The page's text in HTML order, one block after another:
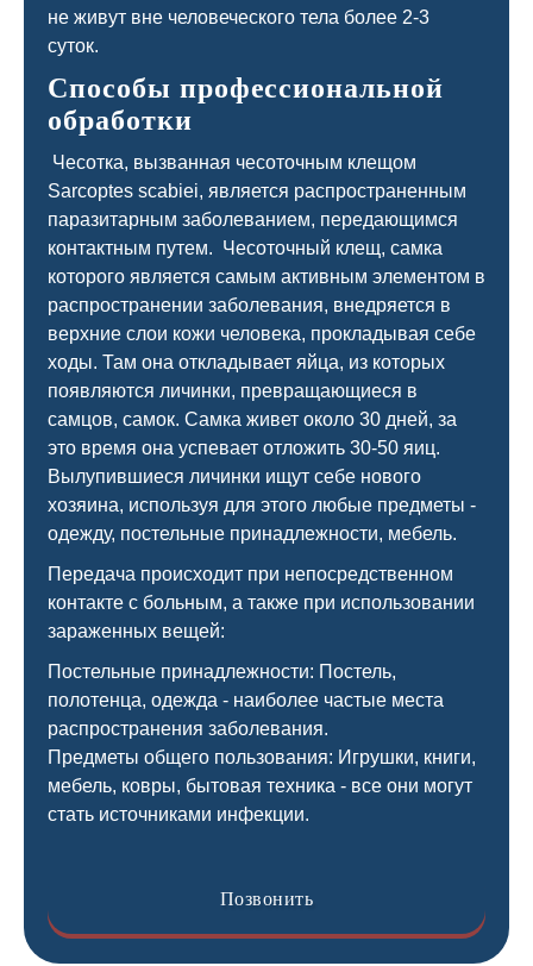
не живут вне человеческого тела более 2-3
суток.
Способы профессиональной
обработки
Чесотка, вызванная чесоточным клещом
Sarcoptes scabiei, является распространенным
паразитарным заболеванием, передающимся
контактным путем. Чесоточный клещ, самка
которого является самым активным элементом в
распространении заболевания, внедряется в
верхние слои кожи человека, прокладывая себе
ходы. Там она откладывает яйца, из которых
появляются личинки, превращающиеся в
самцов, самок. Самка живет около 30 дней, за
это время она успевает отложить 30-50 яиц.
Вылупившиеся личинки ищут себе нового
хозяина, используя для этого любые предметы -
одежду, постельные принадлежности, мебель.
Передача происходит при непосредственном
контакте с больным, а также при использовании
зараженных вещей:
Постельные принадлежности: Постель,
полотенца, одежда - наиболее частые места
распространения заболевания.
Предметы общего пользования: Игрушки, книги,
мебель, ковры, бытовая техника - все они могут
стать источниками инфекции.
Позвонить